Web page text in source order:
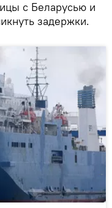
с Беларусью и
задержки.